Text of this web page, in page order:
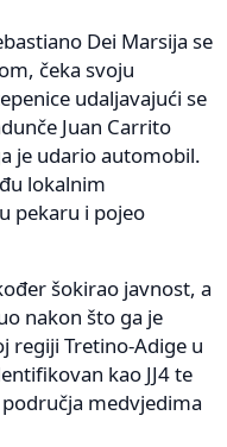
Dei Marsija se
čeka svoju
udaljavajući se
Juan Carrito
je udario automobil.
lokalnim
pekaru i pojeo
šokirao javnost, a
nakon što ga je
regiji Tretino-Adige u
kao JJ4 te
medvjedima